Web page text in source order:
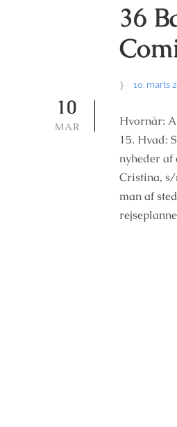
10
MAR
36
10. marts
Hvornår:
15. Hvad:
nyheder
Cristina,
man af